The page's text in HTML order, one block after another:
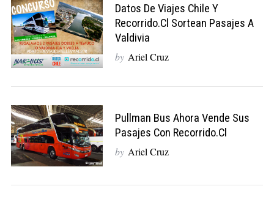
Datos De Viajes Chile Y
Recorrido.cl Sortean Pasajes A
Valdivia
by Ariel Cruz
Pullman Bus Ahora Vende Sus
Pasajes Con Recorrido.cl
by Ariel Cruz